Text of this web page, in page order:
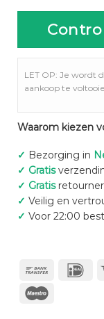
LET OP: Je wordt
aankoop te
Waarom kiezen
✓ Bezorging in
✓ Gratis
✓ Gratis
✓ Veilig en
✓ Voor 22:00